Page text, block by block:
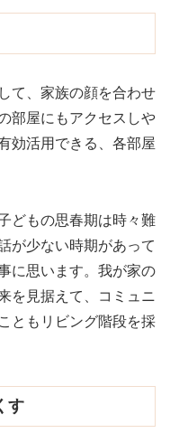
て、家族の顔を合わせ
部屋にもアクセスしや
効活用できる、各部屋
どもの思春期は時々難
が少ない時期があって
に思います。我が家の
を見据えて、コミュニ
ともリビング階段を採
す